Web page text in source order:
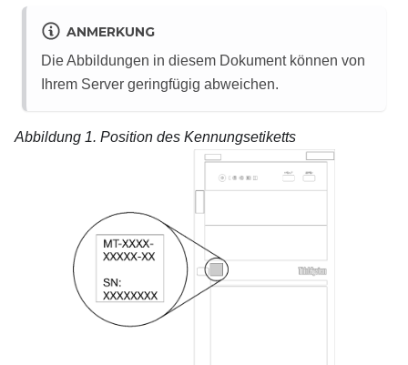
ANMERKUNG
Die Abbildungen in diesem Dokument können von
Ihrem Server geringfügig abweichen.
Abbildung 1. Position des Kennungsetiketts